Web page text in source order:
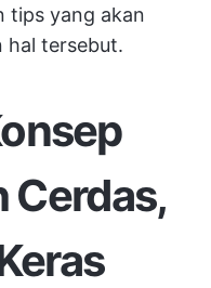
tips yang akan
hal tersebut.
Cerdas,